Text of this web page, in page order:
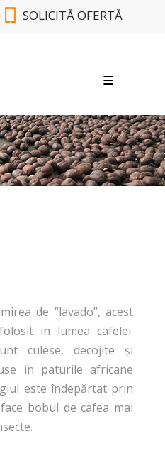
SOLICITĂ OFERTĂ
de “lavado”, acest
in lumea cafelei.
culese, decojite și
in paturile africane
este îndepărtat prin
bobul de cafea mai